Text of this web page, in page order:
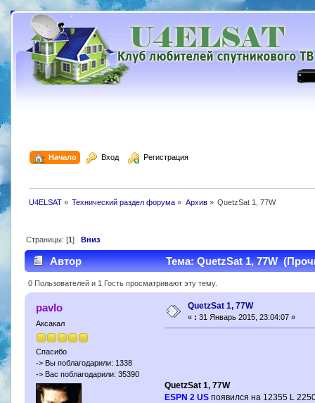
Начало Вход Регистрация
U4ELSAT» Технический раздел форума » Архив» QuetzSat 1, 77W
Страницы: [1] Вниз
Автор Тема: QuetzSat 1, 77W
0 Пользователей и 1 Гость просматривают эту тему.
pavlo
Аксакал
Спасибо
-> Вы поблагодарили: 1338
-> Вас поблагодарили: 35390
QuetzSat 1, 77W
« : 31 Январь 2015, 23:04:07 »
QuetzSat 1, 77W
ESPN 2 US появился на 12355 L